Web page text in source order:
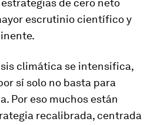
de cero neto
escrutinio científico y
climática se intensifica,
sí solo no basta para
Por eso muchos están
recalibrada, centrada